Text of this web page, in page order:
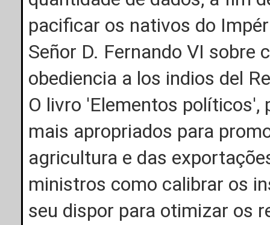
pacificar os nativos do
Señor D. Fernando VI sobre
obediencia a los indios del
O livro 'Elementos
mais apropriados para
agricultura e das
ministros como calibrar os
seu dispor para otimizar os